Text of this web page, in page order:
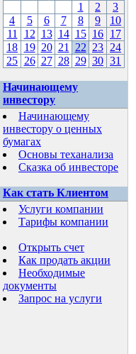
1
2
3
4
5 6 7 8 9
10
11
12 13 14 15 16 17
18 19 20 21 22 23 24
25 26 27 28 29 30 31
Начинающему
инвестору
Начинающему
инвестору о ценных
бумагах
Основы теханализа
Сказка об инвесторе
Как стать Клиентом
Услуги компании
Тарифы компании
Открыть счет
Как продать акции
Необходимые
документы
Запрос на услуги